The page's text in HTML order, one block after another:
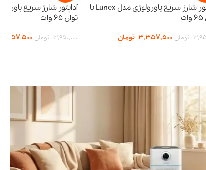
آداپتور شارژ سریع پاورولوژی مدل Lunex با
تومان
آداپتور شارژ سریع پاورولوژی مدل Lunex با
3,950,000 تومان 3,357,500 تومان